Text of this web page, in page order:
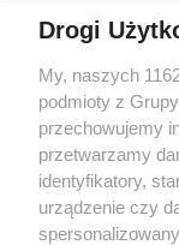
Drogi
My, naszych
podmioty z
przechowujemy
przetwarzamy
identyfikatory,
urządzenie czy